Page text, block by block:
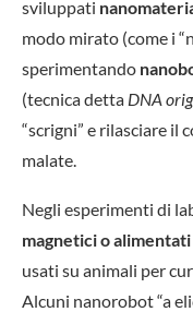
sviluppati
modo mirato (come i
sperimentando
(tecnica detta DNA
“scrigni” e rilasciare il
malate.
Negli esperimenti di
magnetici o
usati su animali per
Alcuni nanorobot “a